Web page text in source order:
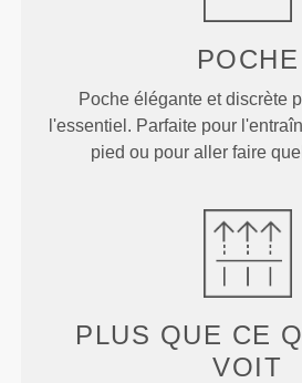
POCHE
Poche élégante et discrète
l'essentiel. Parfaite pour
pied ou pour aller faire
PLUS QUE CE
VOIT